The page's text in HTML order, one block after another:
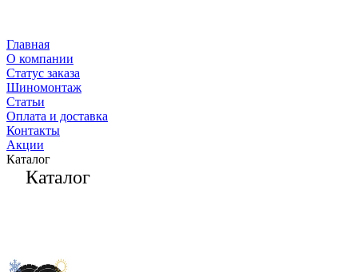
Главная
О компании
Статус заказа
Шиномонтаж
Статьи
Оплата и доставка
Контакты
Акции
Каталог
Каталог